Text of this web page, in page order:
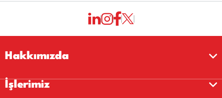
Hakkımızda
İşlerimiz